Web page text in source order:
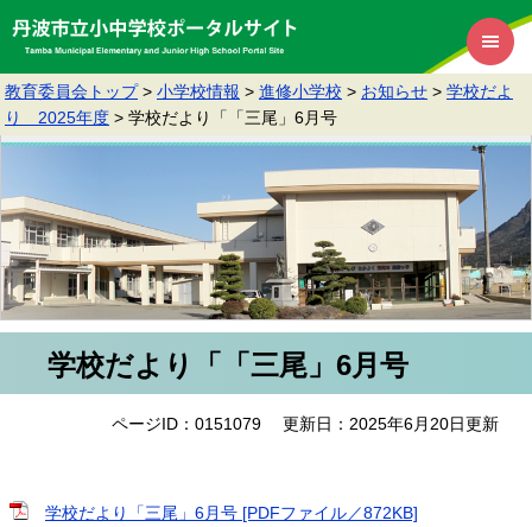
教育委員会トップ > 小学校情報 > 進修小学校 > お知らせ > 学校だよ
り 2025年度 > 学校だより「「三尾」6月号
学校だより「「三尾」6月号
ページID：0151079 更新日：2025年6月20日更新
学校だより「三尾」6月号 [PDFファイル／872KB]